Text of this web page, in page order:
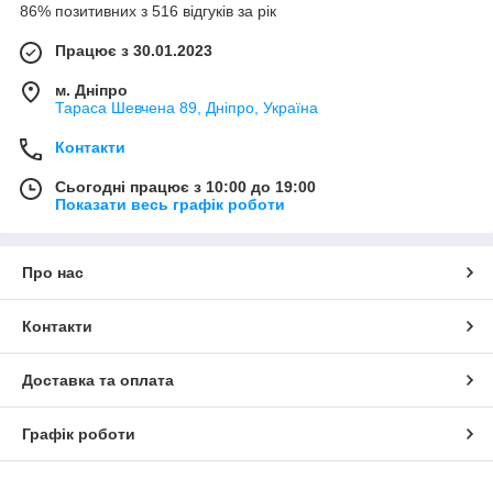
86% позитивних з 516 відгуків за рік
Працює з 30.01.2023
м. Дніпро
Тараса Шевчена 89, Дніпро, Україна
Контакти
Сьогодні працює з 10:00 до 19:00
Показати весь графік роботи
Про нас
Контакти
Доставка та оплата
Графік роботи